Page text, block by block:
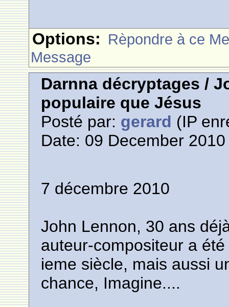
Options: Rèpondre à ce
Message
Darnna décryptages /
populaire que Jésus
Posté par: gerard (IP
Date: 09 December
7 décembre 2010
John Lennon, 30 ans
auteur-compositeur a
ieme siècle, mais aussi
chance, Imagine....